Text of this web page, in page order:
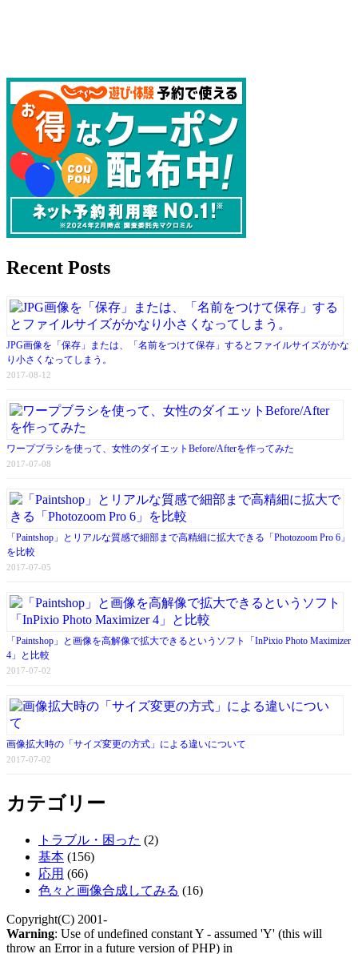
Recent Posts
JPG画像を「保存」または、「名前をつけて保存」するとファイルサイズがかな
り小さくなってしまう。
2017-08-12
ワープブラシを使って、女性のダイエットBefore/Afterを作ってみた
2017-07-08
「Paintshop」とリアルな質感で細部まで高精細に拡大できる「Photozoom Pro 6」
を比較
2017-07-05
「Paintshop」と画像を高解像で拡大できるというソフト「InPixio Photo Maximizer
4」と比較
2017-07-02
画像拡大時の「サイズ変更の方式」による違いについて
2017-07-02
カテゴリー
トラブル・困った (2)
基本 (156)
応用 (66)
色々と画像合成してみる (16)
Copyright(C) 2001-
Warning: Use of undefined constant Y - assumed 'Y' (this will
throw an Error in a future version of PHP) in